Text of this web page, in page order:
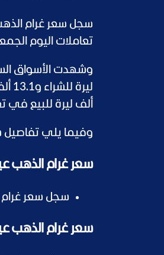
تعاملات اليوم الجمعة 10 يناير 2025، بانخفاض 15 ألف ليرة مقارنة بأسعار
ألف ليرة للبيع في
وفيما يلي تفاصيل سعر
سعر غرام الذهب عيار 24 اليوم في
سجل سعر غرام الذهب عيار 24 نحو 960,000 ليرة
سعر غرام الذهب عيار 22 اليوم في